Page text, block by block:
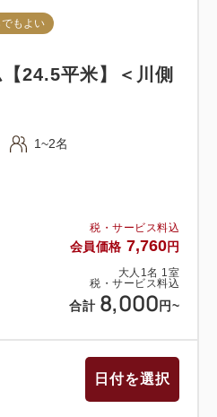
税・サービス料込
会員価格 7,760円
大人 1名 1室
税・サービス料込
合計 8,000 円~
でもよい
24.5平米】＜川側
1~2名
日付を選択